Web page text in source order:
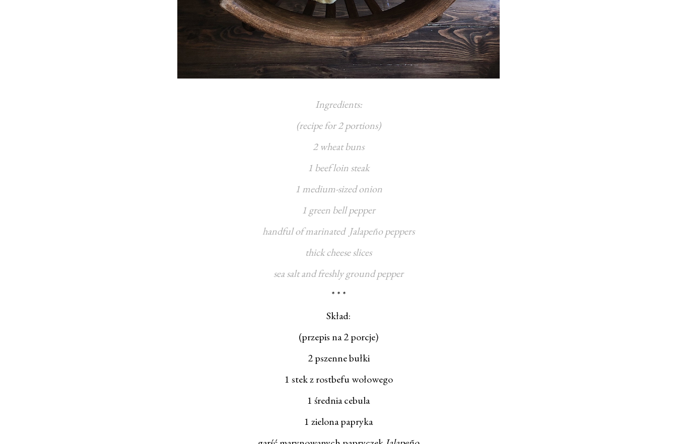
Ingredients:
(recipe for 2 portions)
2 wheat buns
1 beef loin steak
1 medium-sized onion
1 green bell pepper
handful of marinated Jalapeño peppers
thick cheese slices
sea salt and freshly ground pepper
* * *
Skład:
(przepis na 2 porcje)
2 pszenne bułki
1 stek z rostbefu wołowego
1 średnia cebula
1 zielona papryka